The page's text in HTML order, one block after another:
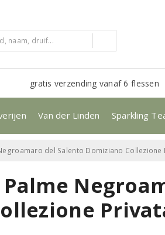
gratis verzending vanaf 6 flessen
Van der Linden Sparkling
del Salento Domiziano Collezione